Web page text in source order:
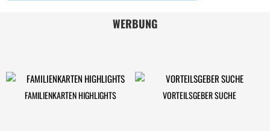
WERBUNG
FAMILIENKARTEN HIGHLIGHTS VORTEILSGEBER SUCHE